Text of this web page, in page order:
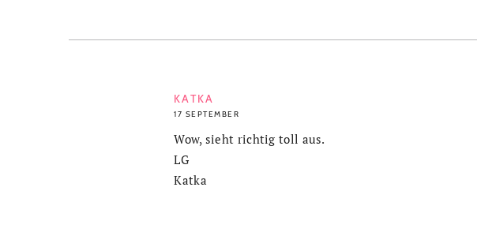
KATKA
17 SEPTEMBER
Wow, sieht richtig toll aus.
LG
Katka